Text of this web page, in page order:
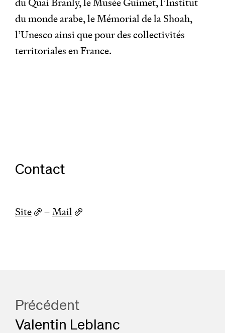
du monde arabe, le Mémorial de la Shoah,
l’Unesco ainsi que pour des collectivités
territoriales en France.
Contact
Site –Mail
Précédent
Valentin Leblanc